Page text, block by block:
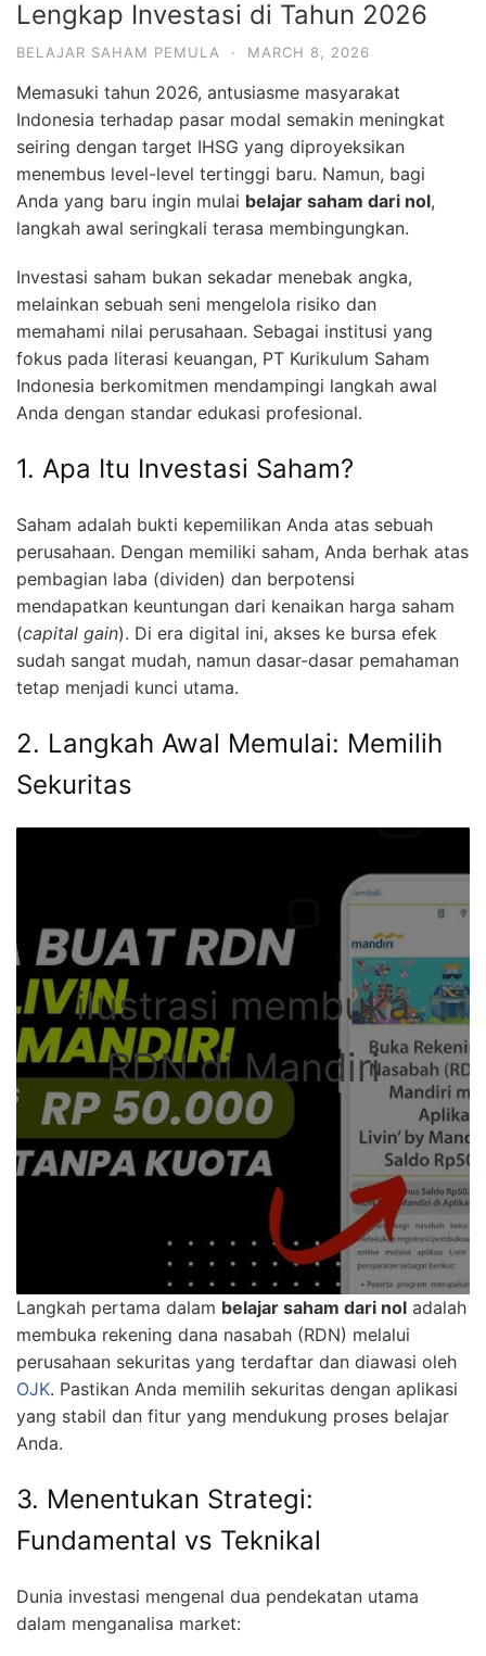
Lengkap Investasi di Tahun 2026
BELAJAR SAHAM PEMULA · MARCH 8, 2026
Memasuki tahun 2026, antusiasme masyarakat
Indonesia terhadap pasar modal semakin meningkat
seiring dengan target IHSG yang diproyeksikan
menembus level-level tertinggi baru. Namun, bagi
Anda yang baru ingin mulai belajar saham dari nol,
langkah awal seringkali terasa membingungkan.
Investasi saham bukan sekadar menebak angka,
melainkan sebuah seni mengelola risiko dan
memahami nilai perusahaan. Sebagai institusi yang
fokus pada literasi keuangan, PT Kurikulum Saham
Indonesia berkomitmen mendampingi langkah awal
Anda dengan standar edukasi profesional.
1. Apa Itu Investasi Saham?
Saham adalah bukti kepemilikan Anda atas sebuah
perusahaan. Dengan memiliki saham, Anda berhak atas
pembagian laba (dividen) dan berpotensi
mendapatkan keuntungan dari kenaikan harga saham
(capital gain). Di era digital ini, akses ke bursa efek
sudah sangat mudah, namun dasar-dasar pemahaman
tetap menjadi kunci utama.
2. Langkah Awal Memulai: Memilih
Sekuritas
ilustrasi membuka
RDN di Mandiri
Langkah pertama dalam belajar saham dari nol adalah
membuka rekening dana nasabah (RDN) melalui
perusahaan sekuritas yang terdaftar dan diawasi oleh
OJK. Pastikan Anda memilih sekuritas dengan aplikasi
yang stabil dan fitur yang mendukung proses belajar
Anda.
3. Menentukan Strategi:
Fundamental vs Teknikal
Dunia investasi mengenal dua pendekatan utama
dalam menganalisa market: